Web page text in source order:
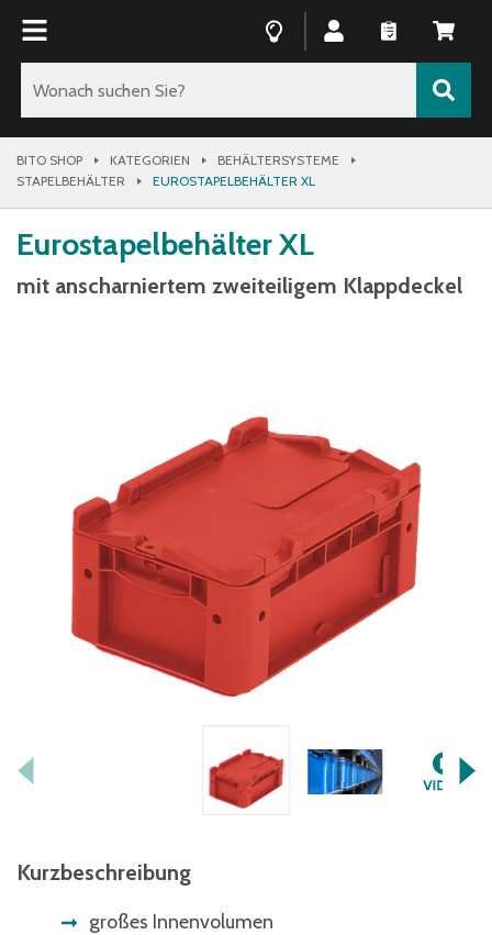
BITO SHOP KATEGORIEN
BEHÄLTERSYSTEME
STAPELBEHÄLTER
EUROSTAPELBEHÄLTER XL
Eurostapelbehälter XL
mit anscharniertem zweiteiligem Klappdeckel
Kurzbeschreibung
großes Innenvolumen